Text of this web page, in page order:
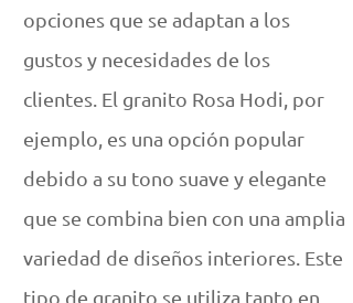
opciones que se adaptan a los
gustos y necesidades de los
clientes. El granito Rosa Hodi, por
ejemplo, es una opción popular
debido a su tono suave y elegante
que se combina bien con una amplia
variedad de diseños interiores. Este